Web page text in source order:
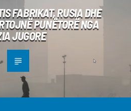
FABRIKAT, RUSIA DHE
PUNËTORË NGA
JUGORE